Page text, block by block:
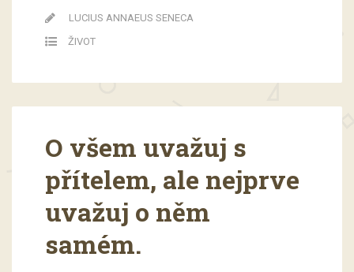
LUCIUS ANNAEUS SENECA
ŽIVOT
O všem uvažuj s
přítelem, ale nejprve
uvažuj o něm
samém.